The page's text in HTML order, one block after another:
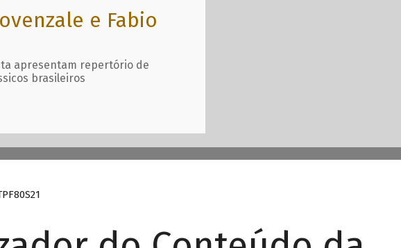
e Fabio
apresentam repertório de
brasileiros